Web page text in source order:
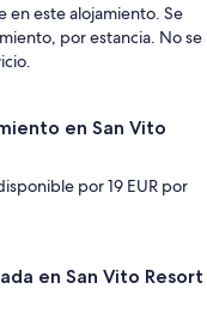
en este alojamiento. Se
por estancia. No se
en San Vito
por 19 EUR por
en San Vito Resort